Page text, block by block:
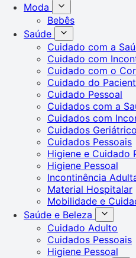
Moda
Bebês
Saúde
Cuidado com a
Cuidado com
Cuidado com o
Cuidado do
Cuidado Pessoal
Cuidados com a
Cuidados com
Cuidados
Cuidados Pessoais
Higiene e Cuidado
Higiene Pessoal
Incontinência
Material Hospitalar
Mobilidade e
Saúde e Beleza
Cuidado Adulto
Cuidados Pessoais
Higiene Pessoal